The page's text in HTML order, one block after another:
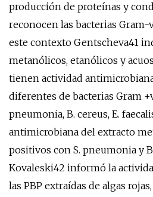
producción de proteínas y
reconocen las bacterias
este contexto Gentscheva41
metanólicos, etanólicos y
tienen actividad
diferentes de bacterias Gram
pneumonia, B. cereus, E.
antimicrobiana del extracto
positivos con S. pneumonia y
Kovaleski42 informó la
las PBP extraídas de algas